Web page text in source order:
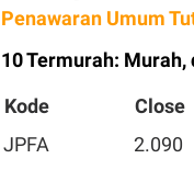
Penawaran Umum
10 Termurah:
Kode Close
JPFA
2.090